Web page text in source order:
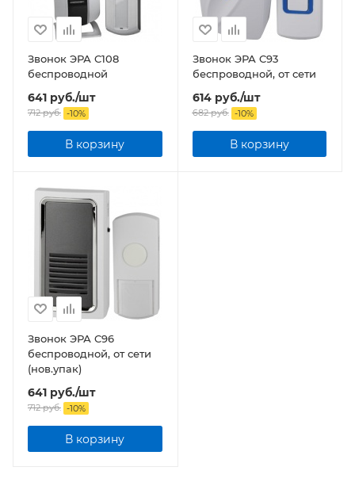
Звонок ЭРА C108
беспроводной
641 руб./шт
712руб. -10%
В корзину
Звонок ЭРА C93
беспроводной, от сети
614руб./шт
682руб. -10%
В корзину
Звонок ЭРА C96
беспроводной, от сети
(нов.упак)
641 руб./шт
712руб. -10%
В корзину